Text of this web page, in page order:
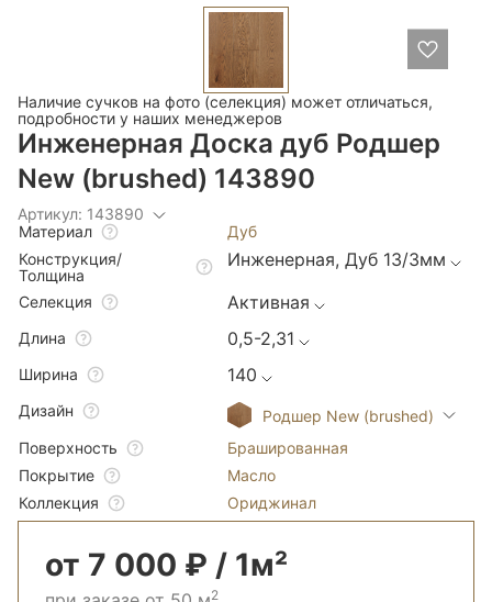
Наличие сучков на фото (селекция) может отличаться,
подробности у наших менеджеров
Инженерная Доска дуб Родшер
New (brushed) 143890
Артикул: 143890
Материал
Дуб
Конструкция/
Толщина
Инженерная, Дуб 13/3мм
Селекция Активная
Длина 0,5-2,31
Ширина 140
Дизайн
Родшер New (brushed)
Поверхность
Брашированная
Покрытие
Масло
Коллекция
Ориджинал
от 7 000 ₽ / 1м²
2